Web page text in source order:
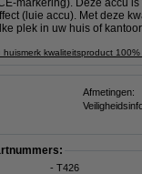
markering). Deze accu
(luie accu). Met deze
plek in uw huis of
kwaliteitsproduct 100%
Afmetingen:
- T426